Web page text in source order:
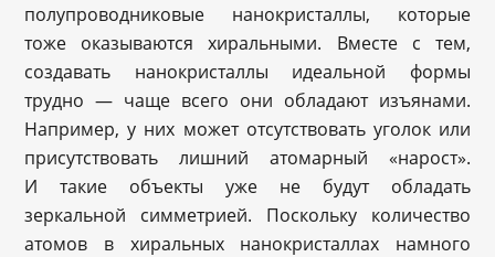
полупроводниковые нанокристаллы, которые
тоже оказываются хиральными. Вместе с тем,
создавать нанокристаллы идеальной формы
трудно — чаще всего они обладают изъянами.
Например, у них может отсутствовать уголок или
присутствовать лишний атомарный «нарост».
И такие объекты уже не будут обладать
зеркальной симметрией. Поскольку количество
атомов в хиральных нанокристаллах намного